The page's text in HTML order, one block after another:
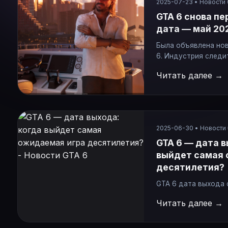
2025-07-23 • Новости
GTA 6 снова
дата — май
Была объявлена
6. Индустрия
подождать меньше
Ожидается, что
после выхода. Это
Читать далее →
2025-06-30 • Новости
GTA 6 — дата
выйдет самая
десятилетия?
GTA 6 дата выхода
раскрыли
Читать далее →